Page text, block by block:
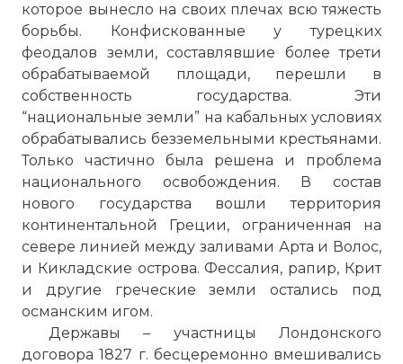
которое вынесло на своих плечах всю тяжесть
борьбы. Конфискованные у турецких
феодалов земли, составлявшие более трети
обрабатываемой площади, перешли в
собственность государства. Эти
“национальные земли” на кабальных условиях
обрабатывались безземельными крестьянами.
Только частично была решена и проблема
национального освобождения. В состав
нового государства вошли территория
континентальной Греции, ограниченная на
севере линией между заливами Арта и Волос,
и Кикладские острова. Фессалия, рапир, Крит
и другие греческие земли остались под
османским игом.
Державы – участницы Лондонского
договора 1827 г. бесцеремонно вмешивались